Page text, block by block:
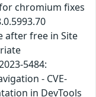
chromium fixes
after free in Site
5484:
- CVE-
in DevTools